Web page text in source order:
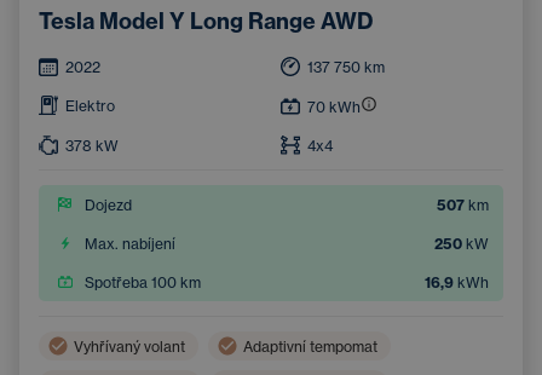
Tesla Model Y Long Range AWD
2022 137 750 km
Elektro 70 kWh
378 kW 4x4
Dojezd 507 km
Max. nabíjení 250 kW
Spotřeba 100 km 16,9 kWh
Vyhřívaný volant Adaptivní tempomat